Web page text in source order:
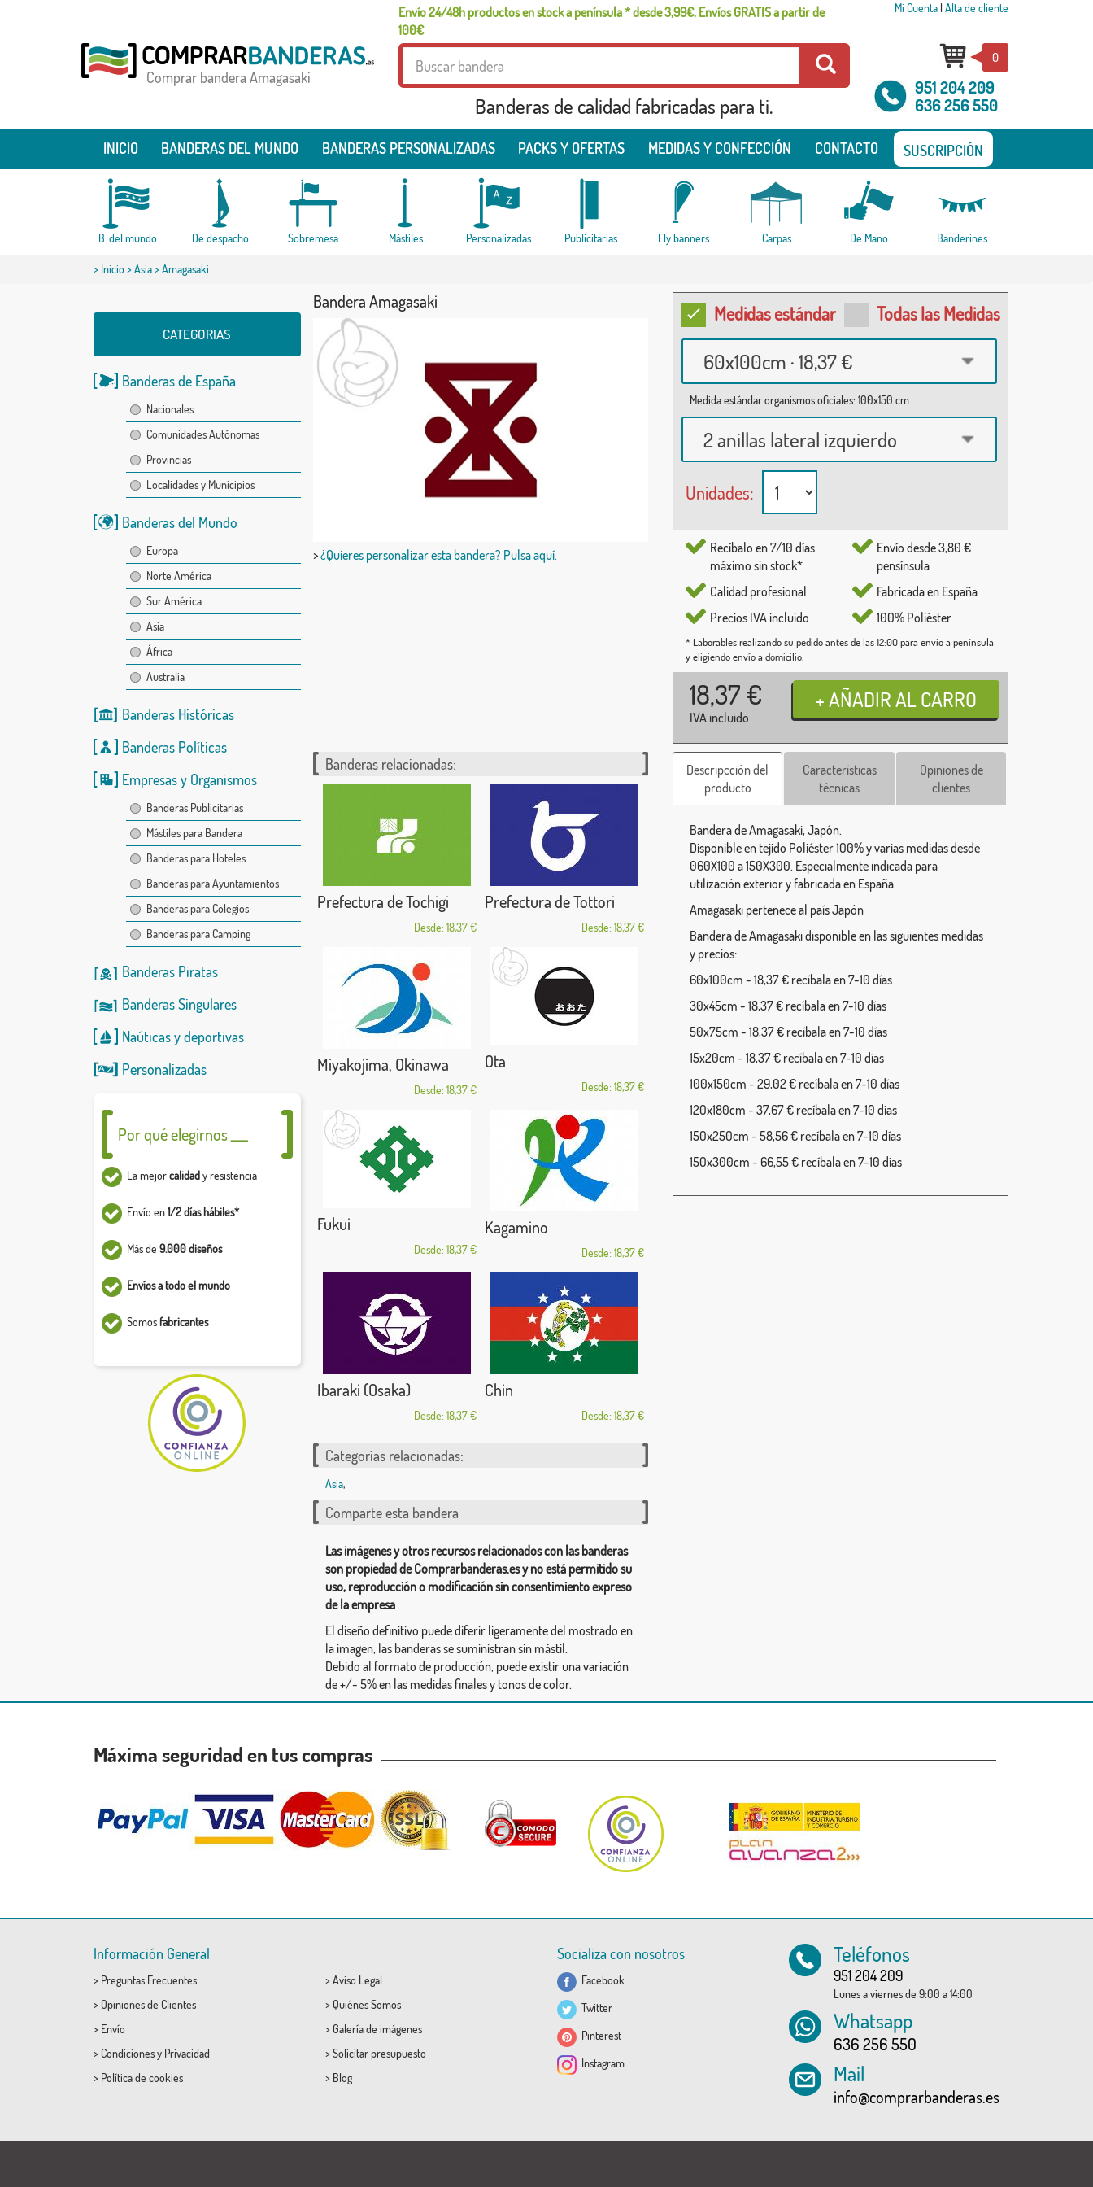
Envío 24/48h productos en stock a península * desde 3,99€, Envíos GRATIS a partir de
100€
Mi Cuenta| Alta de cliente
Comprar bandera Amagasaki
Banderas de calidad fabricadas para ti.
0
951 204 209
636 256 550
INICIO BANDERAS DEL MUNDO BANDERAS PERSONALIZADAS PACKS Y OFERTAS MEDIDAS Y CONFECCIÓN CONTACTO SUSCRIPCIÓN
B. del mundo De despacho Sobremesa Mástiles Personalizadas Publicitarias Fly banners Carpas De Mano Banderines
> Inicio>Asia> Amagasaki
CATEGORIAS
Banderas de España
Nacionales
Comunidades Autónomas
Provincias
Localidades y Municipios
Banderas del Mundo
Europa
Norte América
Sur América
Asia
África
Australia
Banderas Históricas
Banderas Políticas
Empresas y Organismos
Banderas Publicitarias
Mástiles para Bandera
Banderas para Hoteles
Banderas para Ayuntamientos
Banderas para Colegios
Banderas para Camping
Banderas Piratas
Banderas Singulares
Naúticasydeportivas
Personalizadas
Por qué elegirnos ___
La mejorcalidady resistencia
Envío en1/2 días hábiles*
Más de 9.000 diseños
Envíos a todo el mundo
Somosfabricantes
Bandera Amagasaki
>¿Quieres personalizar esta bandera? Pulsa aquí.
Medidas estándar Todas las Medidas
60x100cm · 18,37 €
Medida estándar organismos oficiales: 100x150 cm
2 anillas lateral izquierdo
Unidades:
Recíbalo en 7/10 días
máximo sin stock*
Calidad profesional
Precios IVA incluido
Envío desde 3,80 €
pensínsula
Fabricada en España
100% Poliéster
* Laborables realizando su pedido antes de las 12:00 para envío a península
y eligiendo envío a domicilio.
18,37 €
IVA incluido
Banderas relacionadas:
Prefectura de Tochigi
Desde: 18,37 €
Prefectura de Tottori
Desde: 18,37 €
Miyakojima, Okinawa
Desde: 18,37 €
Ota
Desde: 18,37 €
Fukui
Desde: 18,37 €
Kagamino
Desde: 18,37 €
Ibaraki (Osaka)
Desde: 18,37 €
Chin
Desde: 18,37 €
Categorías relacionadas:
Asia,
Comparte esta bandera
Las imágenes y otros recursos relacionados con las banderas
son propiedad de Comprarbanderas.es y no está permitido su
uso, reproducción o modificación sin consentimiento expreso
de la empresa
El diseño definitivo puede diferir ligeramente del mostrado en
la imagen, las banderas se suministran sin mástil.
Debido al formato de producción, puede existir una variación
de +/- 5% en las medidas finales y tonos de color.
Descripcción del
producto
Características
técnicas
Opiniones de
clientes
Bandera de Amagasaki, Japón.
Disponible en tejido Poliéster 100% y varias medidas desde
060X100 a 150X300. Especialmente indicada para
utilización exterior y fabricada en España.
Amagasaki pertenece al país Japón
Bandera de Amagasaki disponible en las siguientes medidas
y precios:
60x100cm - 18,37 € recíbala en 7-10 días
30x45cm - 18,37 € recíbala en 7-10 días
50x75cm - 18,37 € recíbala en 7-10 días
15x20cm - 18,37 € recíbala en 7-10 días
100x150cm - 29,02 € recíbala en 7-10 días
120x180cm - 37,67 € recíbala en 7-10 días
150x250cm - 58,56 € recíbala en 7-10 días
150x300cm - 66,55 € recíbala en 7-10 días
Máxima seguridad en tus compras
Información General
> Preguntas Frecuentes
> Opiniones de Clientes
> Envío
> Condicionesy Privacidad
> Política de cookies
> Aviso Legal
> Quiénes Somos
> Galería de imágenes
> Solicitar presupuesto
> Blog
Socializa con nosotros
Facebook
Twitter
Pinterest
Instagram
Teléfonos
951 204 209
Lunes a viernes de 9:00 a 14:00
Whatsapp
636 256 550
Mail
info@comprarbanderas.es